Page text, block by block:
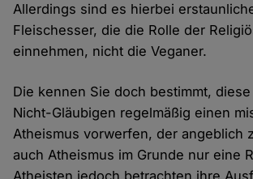
Allerdings sind es hierbei
Fleischesser, die die Rolle der
einnehmen, nicht die Veganer.
Die kennen Sie doch bestimmt,
Nicht-Gläubigen regelmäßig einen
Atheismus vorwerfen, der angeblich
auch Atheismus im Grunde nur eine